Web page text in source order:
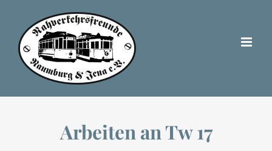
Inhalt
springen
Arbeiten an Tw 17